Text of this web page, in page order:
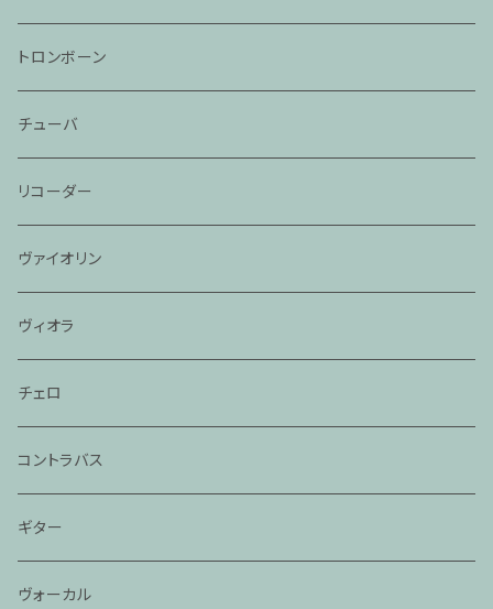
トロンボーン
チューバ
リコーダー
ヴァイオリン
ヴィオラ
チェロ
コントラバス
ギター
ヴォーカル